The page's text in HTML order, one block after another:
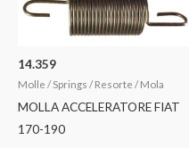
14.359
Molle / Springs / Resorte / Mola
MOLLA ACCELERATORE FIAT
170-190